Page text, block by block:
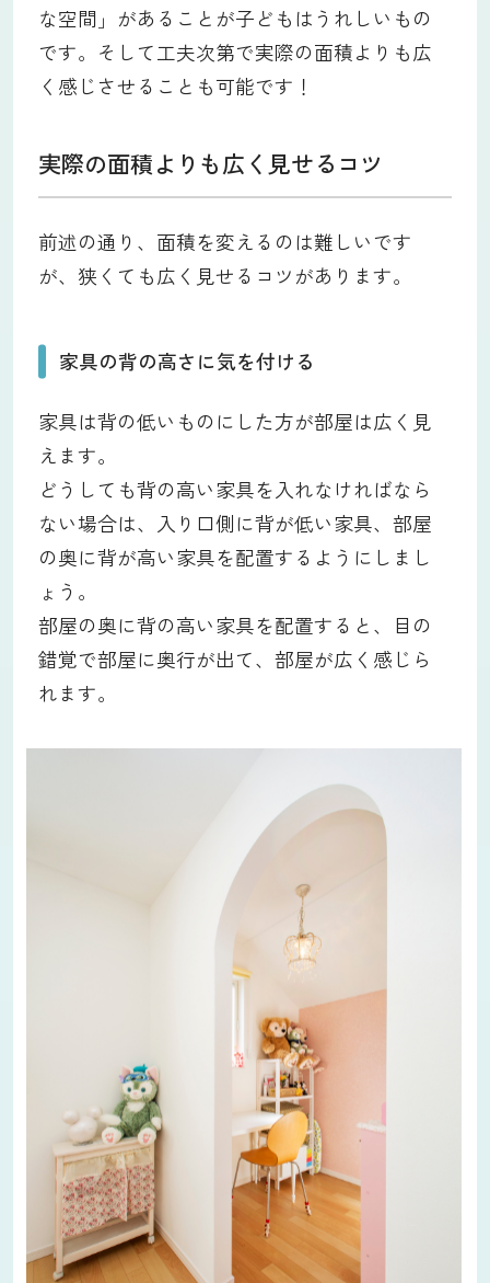
な空間」があることが子どもはうれしいもの
です。そして工夫次第で実際の面積よりも広
く感じさせることも可能です！
実際の面積よりも広く見せるコツ
前述の通り、面積を変えるのは難しいです
が、狭くても広く見せるコツがあります。
家具の背の高さに気を付ける
家具は背の低いものにした方が部屋は広く見
えます。
どうしても背の高い家具を入れなければなら
ない場合は、入り口側に背が低い家具、部屋
の奥に背が高い家具を配置するようにしまし
ょう。
部屋の奥に背の高い家具を配置すると、目の
錯覚で部屋に奥行が出て、部屋が広く感じら
れます。